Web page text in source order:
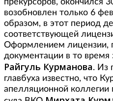
прекурсоров, окончился
возобновлен только 6
образом, в этот период
соответствующей
Оформлением лицензии,
документации в то
Райгуль Курманова. Из
главбуха известно, что
апелляционной